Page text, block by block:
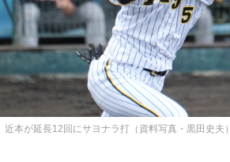
近本が延長12回にサヨナラ打（資料写真・黒田史夫）